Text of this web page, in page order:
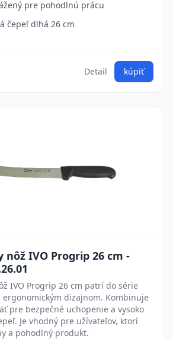
pre pohodlnú prácu
čepeľ dlhá 26 cm
Detail kúpiť
nôž IVO Progrip 26 cm -
IVO Progrip 26 cm patrí do série
ergonomickým dizajnom. Kombinuje
pre bezpečné uchopenie a vysoko
Je vhodný pre užívateľov, ktorí
a pohodlný produkt.